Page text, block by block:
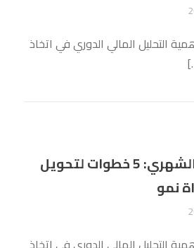
التحليل المالي الدوري في اتخاذ
الانضباط المالي الشهري: 5 خطوات لتحويل
نمو